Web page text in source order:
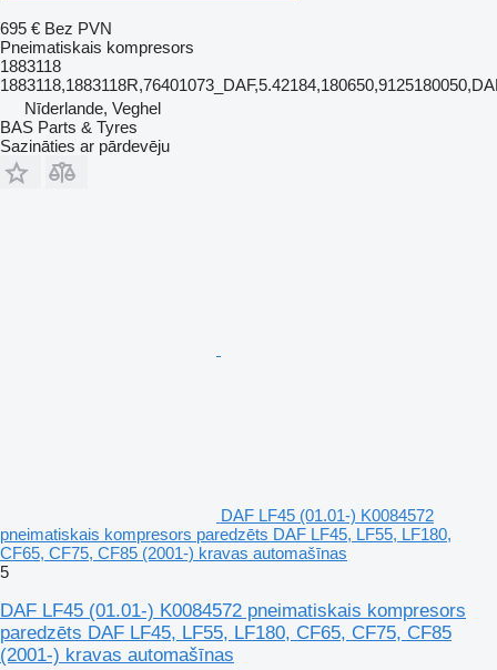
695 € Bez PVN
Pneimatiskais kompresors
1883118
Nīderlande, Veghel
BAS Parts & Tyres
Sazināties ar pārdevēju
DAF LF45 (01.01-) K0084572
pneimatiskais kompresors paredzēts DAF LF45, LF55, LF180,
CF65, CF75, CF85 (2001-) kravas automašīnas
5
DAF LF45 (01.01-) K0084572 pneimatiskais kompresors
paredzēts DAF LF45, LF55, LF180, CF65, CF75, CF85
(2001-) kravas automašīnas